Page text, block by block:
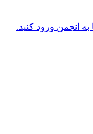
به انجمن ورود کنید.